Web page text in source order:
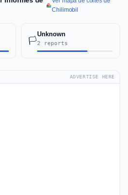
Chilimobil
🏳️
Unknown
2 reports
ADVERTISE HERE